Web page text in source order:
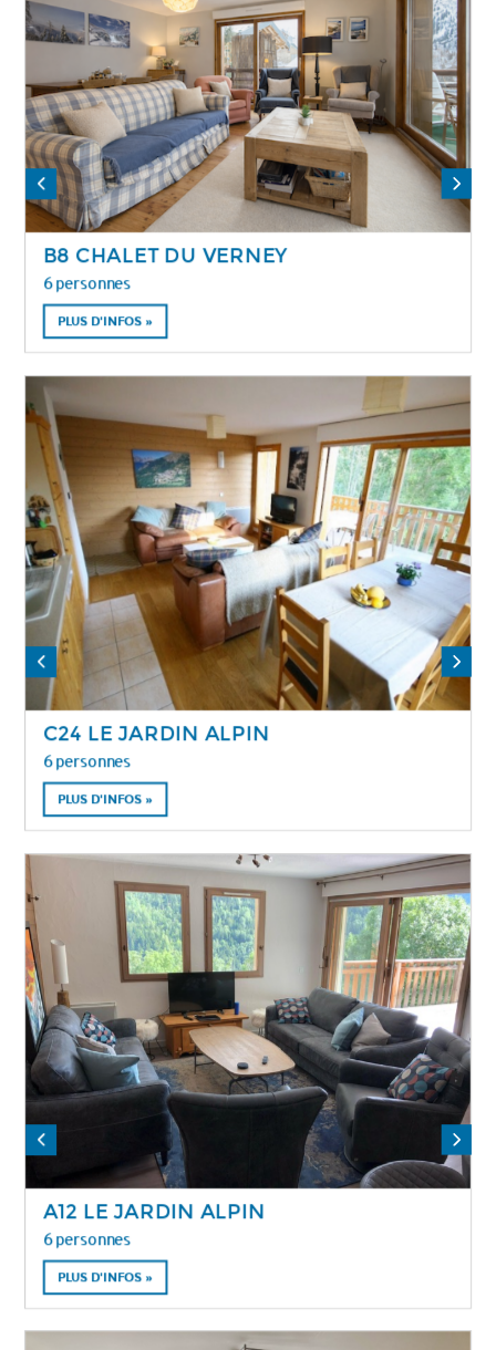
B8 CHALET DU VERNEY
6 personnes
PLUS D'INFOS »
C24 LE JARDIN ALPIN
6 personnes
PLUS D'INFOS »
A12 LE JARDIN ALPIN
6 personnes
PLUS D'INFOS »